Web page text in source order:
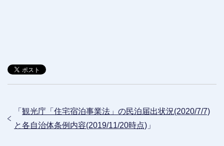
「 観光庁「住宅宿泊事業法」の民泊届出状況(2020/7/7)
と各自治体条例内容(2019/11/20時点) 」